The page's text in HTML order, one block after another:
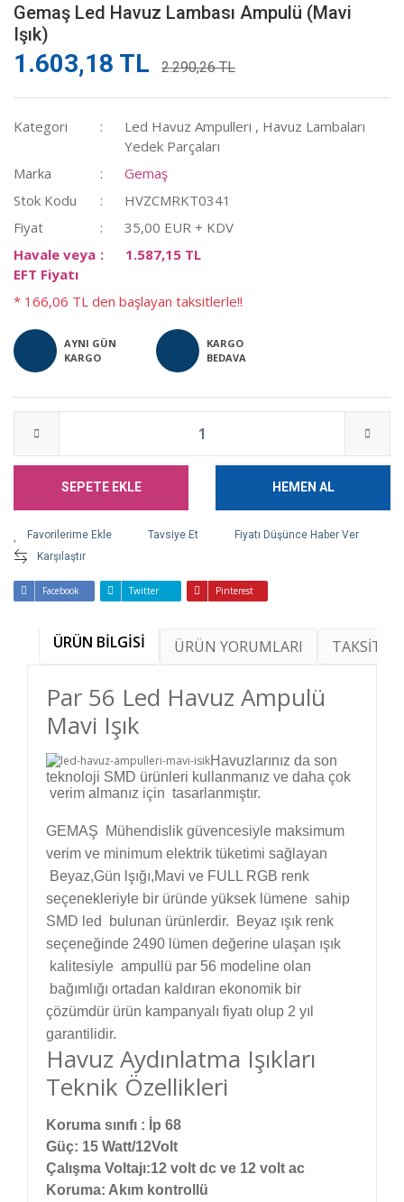
Gemaş Led Havuz Lambası Ampulü (Mavi
Işık)
1.603,18 TL 2.290,26 TL
Kategori Led Havuz Ampulleri , Havuz Lambaları
Yedek Parçaları
Marka
Gemaş
Stok Kodu
HVZCMRKT0341
Fiyat
35,00 EUR + KDV
Havale veya
EFT Fiyatı
1.587,15 TL
* 166,06 TL den başlayan taksitlerle!!
AYNI GÜN
KARGO
KARGO
BEDAVA
SEPETE EKLE HEMEN AL
Tavsiye Et
Fiyatı Düşünce Haber Ver
Karşılaştır
Facebook Twitter Pinterest
ÜRÜN BİLGİSİ ÜRÜN YORUMLARI TAKSİT
Par 56 Led Havuz Ampulü
Mavi Işık
Havuzlarınız da son
teknoloji SMD ürünleri kullanmanız ve daha çok
verim almanız için tasarlanmıştır.
GEMAŞ Mühendislik güvencesiyle maksimum
verim ve minimum elektrik tüketimi sağlayan
Beyaz,Gün lşığı,Mavi ve FULL RGB renk
seçenekleriyle bir üründe yüksek lümene sahip
SMD led bulunan ürünlerdir. Beyaz ışık renk
seçeneğinde 2490 lümen değerine ulaşan ışık
kalitesiyle ampullü par 56 modeline olan
bağımlığı ortadan kaldıran ekonomik bir
çözümdür ürün kampanyalı fiyatı olup 2 yıl
garantilidir.
Havuz Aydınlatma Işıkları
Teknik Özellikleri
Koruma sınıfı : İp 68
Güç: 15 Watt/12Volt
Çalışma Voltajı:12 volt dc ve 12 volt ac
Koruma: Akım kontrollü